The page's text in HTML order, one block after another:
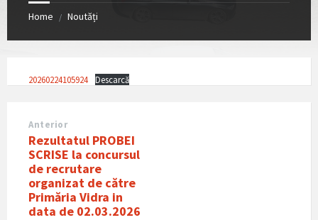
Home / Noutăți
20260224105924 Descarcă
Anterior
Rezultatul PROBEI
SCRISE la concursul
de recrutare
organizat de către
Primăria Vidra in
data de 02.03.2026